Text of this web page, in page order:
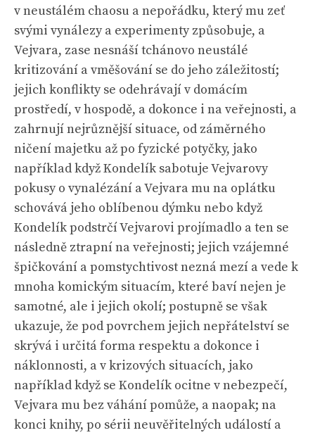
v neustálém chaosu a nepořádku, který mu zeť
svými vynálezy a experimenty způsobuje, a
Vejvara, zase nesnáší tchánovo neustálé
kritizování a vměšování se do jeho záležitostí;
jejich konflikty se odehrávají v domácím
prostředí, v hospodě, a dokonce i na veřejnosti, a
zahrnují nejrůznější situace, od záměrného
ničení majetku až po fyzické potyčky, jako
například když Kondelík sabotuje Vejvarovy
pokusy o vynalézání a Vejvara mu na oplátku
schovává jeho oblíbenou dýmku nebo když
Kondelík podstrčí Vejvarovi projímadlo a ten se
následně ztrapní na veřejnosti; jejich vzájemné
špičkování a pomstychtivost nezná mezí a vede k
mnoha komickým situacím, které baví nejen je
samotné, ale i jejich okolí; postupně se však
ukazuje, že pod povrchem jejich nepřátelství se
skrývá i určitá forma respektu a dokonce i
náklonnosti, a v krizových situacích, jako
například když se Kondelík ocitne v nebezpečí,
Vejvara mu bez váhání pomůže, a naopak; na
konci knihy, po sérii neuvěřitelných událostí a